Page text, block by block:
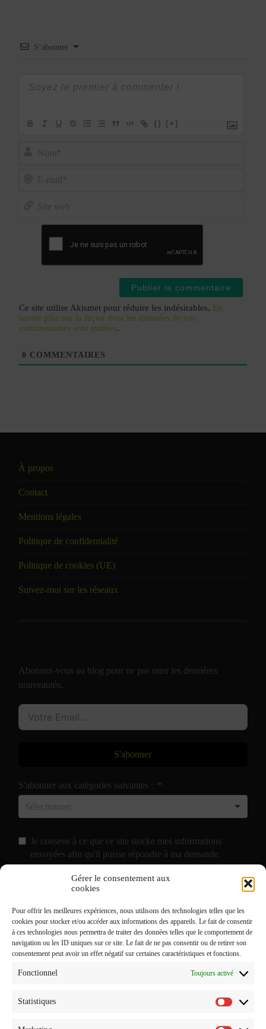
Gérer le consentement aux
cookies
Pour offrir les meilleures expériences, nous utilisons des technologies telles que les
cookies pour stocker et/ou accéder aux informations des appareils. Le fait de consentir
à ces technologies nous permettra de traiter des données telles que le comportement de
navigation ou les ID uniques sur ce site. Le fait de ne pas consentir ou de retirer son
consentement peut avoir un effet négatif sur certaines caractéristiques et fonctions.
Fonctionnel Toujours activé
Statistiques
S’abonner
{} [+]
Ce site utilise Akismet pour réduire les indésirables. En
savoir plus sur la façon dont les données de vos
commentaires sont traitées.
0 COMMENTAIRES
À propos
Contact
Mentions légales
Politique de confidentialité
Politique de cookies (UE)
Suivez-moi sur les réseaux
Abonnez-vous au blog pour ne pas rater les dernières
nouveautés.
S'abonner
S'abonner aux catégories suivantes :
Je consens à ce que ce site stocke mes informations
envoyées afin qu'il puisse répondre à ma demande.
J'accepte de recevoir vos e-mails et confirme avoir pris
Mentions Légales.